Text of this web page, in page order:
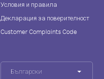
Условия и правила
Декларация за поверителност
Customer Complaints Code
Български